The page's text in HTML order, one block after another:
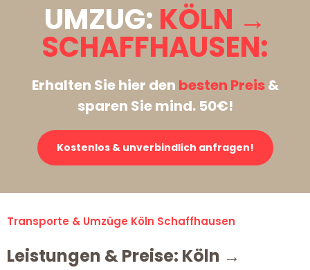
UMZUG: KÖLN →
SCHAFFHAUSEN:
Erhalten Sie hier den besten Preis&
sparen Sie mind. 50€!
Kostenlos & unverbindlich anfragen!
Transporte & Umzüge Köln Schaffhausen
Leistungen & Preise: Köln →